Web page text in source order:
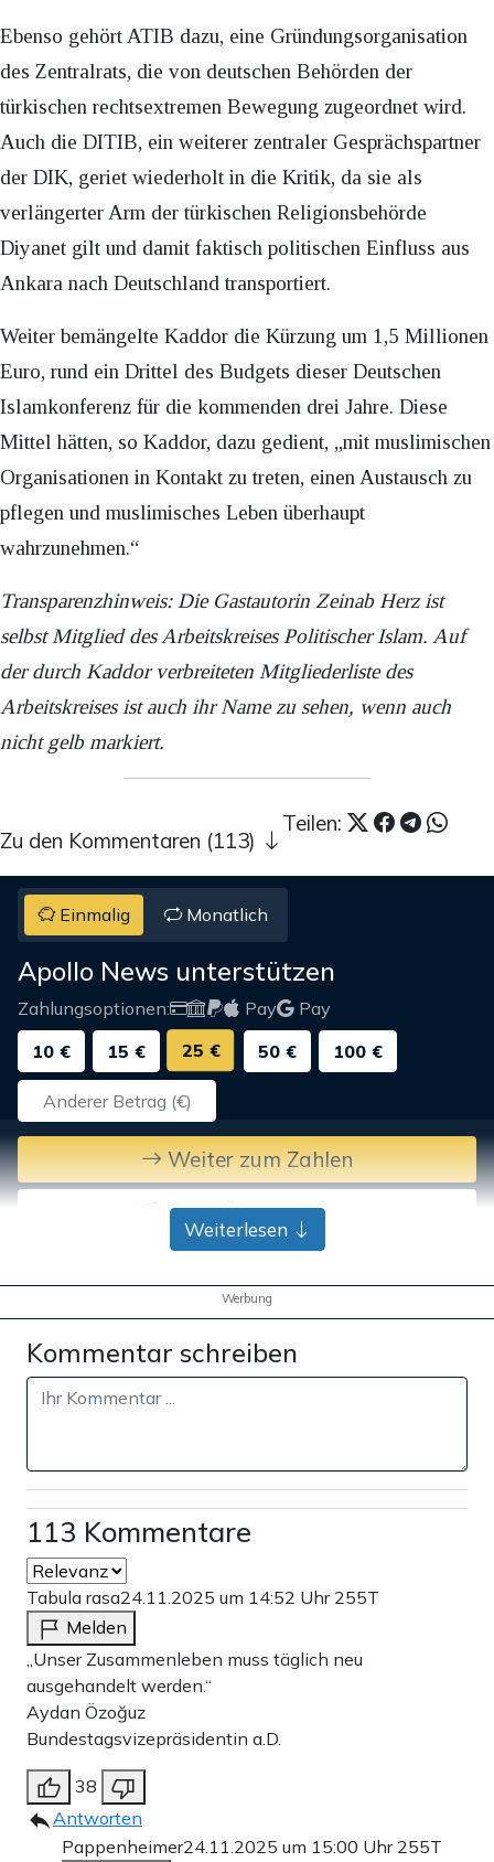
Ebenso gehört ATIB dazu, eine Gründungsorganisation
des Zentralrats, die von deutschen Behörden der
türkischen rechtsextremen Bewegung zugeordnet wird.
Auch die DITIB, ein weiterer zentraler Gesprächspartner
der DIK, geriet wiederholt in die Kritik, da sie als
verlängerter Arm der türkischen Religionsbehörde
Diyanet gilt und damit faktisch politischen Einfluss aus
Ankara nach Deutschland transportiert.
Weiter bemängelte Kaddor die Kürzung um 1,5 Millionen
Euro, rund ein Drittel des Budgets dieser Deutschen
Islamkonferenz für die kommenden drei Jahre. Diese
Mittel hätten, so Kaddor, dazu gedient, „mit muslimischen
Organisationen in Kontakt zu treten, einen Austausch zu
pflegen und muslimisches Leben überhaupt
wahrzunehmen.“
Transparenzhinweis: Die Gastautorin Zeinab Herz ist
selbst Mitglied des Arbeitskreises Politischer Islam. Auf
der durch Kaddor verbreiteten Mitgliederliste des
Arbeitskreises ist auch ihr Name zu sehen, wenn auch
nicht gelb markiert.
Teilen:
Zu den Kommentaren (113)
Einmalig Monatlich
Apollo News unterstützen
Zahlungsoptionen: Pay
Pay
10 €
15 € 25 € 50 € 100 €
Weiter zum Zahlen
Bank-Überweisung
Weiterlesen
Werbung
Kommentar schreiben
113 Kommentare
Tabula rasa24.11.2025 um 14:52 Uhr 255T
Melden
„Unser Zusammenleben muss täglich neu
ausgehandelt werden.“
Aydan Özoğuz
Bundestagsvizepräsidentin a.D.
38
Antworten
Pappenheimer24.11.2025 um 15:00 Uhr 255T